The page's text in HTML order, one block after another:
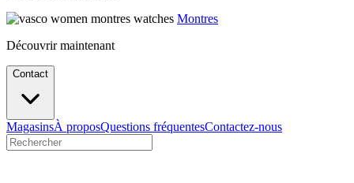
Montres
Découvrir maintenant
Contact
MagasinsÀ proposQuestions fréquentesContactez-nous